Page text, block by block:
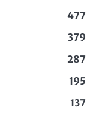
477
379
287
195
137